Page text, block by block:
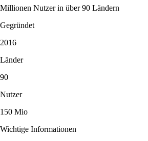
Millionen Nutzer in über 90 Ländern
Gegründet
2016
Länder
90
Nutzer
150 Mio
Wichtige Informationen